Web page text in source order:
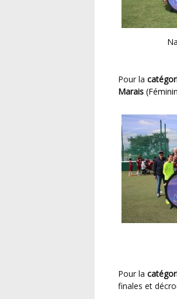
Pour la
Marais
Pour la
finales et